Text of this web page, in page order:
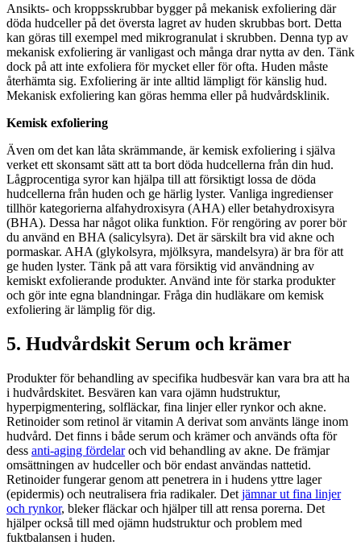
Ansikts- och kroppsskrubbar bygger på mekanisk exfoliering där
döda hudceller på det översta lagret av huden skrubbas bort. Detta
kan göras till exempel med mikrogranulat i skrubben. Denna typ av
mekanisk exfoliering är vanligast och många drar nytta av den. Tänk
dock på att inte exfoliera för mycket eller för ofta. Huden måste
återhämta sig. Exfoliering är inte alltid lämpligt för känslig hud.
Mekanisk exfoliering kan göras hemma eller på hudvårdsklinik.
Kemisk exfoliering
Även om det kan låta skrämmande, är kemisk exfoliering i själva
verket ett skonsamt sätt att ta bort döda hudcellerna från din hud.
Lågprocentiga syror kan hjälpa till att försiktigt lossa de döda
hudcellerna från huden och ge härlig lyster. Vanliga ingredienser
tillhör kategorierna alfahydroxisyra (AHA) eller betahydroxisyra
(BHA). Dessa har något olika funktion. För rengöring av porer bör
du använd en BHA (salicylsyra). Det är särskilt bra vid akne och
pormaskar. AHA (glykolsyra, mjölksyra, mandelsyra) är bra för att
ge huden lyster. Tänk på att vara försiktig vid användning av
kemiskt exfolierande produkter. Använd inte för starka produkter
och gör inte egna blandningar. Fråga din hudläkare om kemisk
exfoliering är lämplig för dig.
5. Hudvårdskit Serum och krämer
Produkter för behandling av specifika hudbesvär kan vara bra att ha
i hudvårdskitet. Besvären kan vara ojämn hudstruktur,
hyperpigmentering, solfläckar, fina linjer eller rynkor och akne.
Retinoider som retinol är vitamin A derivat som använts länge inom
hudvård. Det finns i både serum och krämer och används ofta för
dess anti-aging fördelaroch vid behandling av akne. De främjar
omsättningen av hudceller och bör endast användas nattetid.
Retinoider fungerar genom att penetrera in i hudens yttre lager
(epidermis) och neutralisera fria radikaler. Det jämnar ut fina linjer
och rynkor, bleker fläckar och hjälper till att rensa porerna. Det
hjälper också till med ojämn hudstruktur och problem med
fuktbalansen i huden.